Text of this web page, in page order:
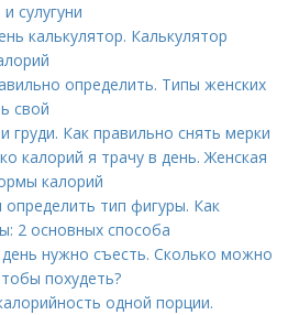
сулугуни
калькулятор. Калькулятор
определить. Типы женских
свой
груди. Как правильно снять мерки
калорий я трачу в день. Женская
калорий
тип фигуры. Как
2 основных способа
нужно съесть. Сколько можно
похудеть?
одной порции.